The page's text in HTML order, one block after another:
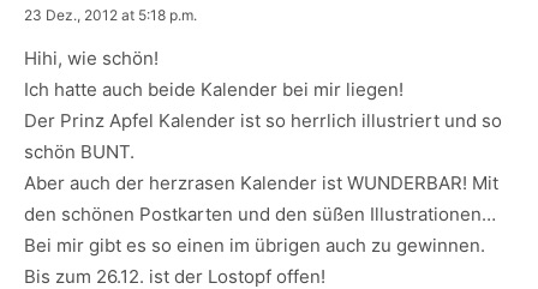
says:
23 Dez., 2012 at 5:18 p.m.
Hihi, wie schön!
Ich hatte auch beide Kalender bei mir liegen!
Der Prinz Apfel Kalender ist so herrlich illustriert und so
schön BUNT.
Aber auch der herzrasen Kalender ist WUNDERBAR! Mit
den schönen Postkarten und den süßen Illustrationen…
Bei mir gibt es so einen im übrigen auch zu gewinnen.
Bis zum 26.12. ist der Lostopf offen!